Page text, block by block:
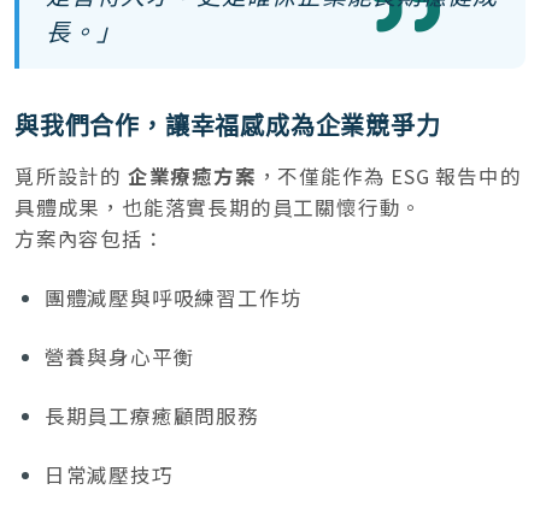
長。」
與我們合作，讓幸福感成為企業競爭力
覓所設計的 企業療癒方案 ，不僅能作為 ESG 報告中的
具體成果，也能落實長期的員工關懷行動。
方案內容包括：
團體減壓與呼吸練習工作坊
營養與身心平衡
長期員工療癒顧問服務
日常減壓技巧